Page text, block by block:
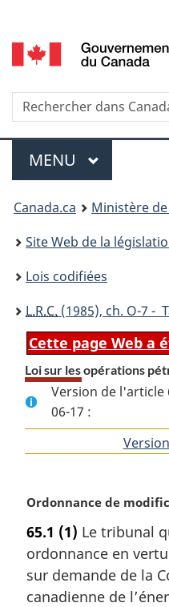
selection
Recherche
Menu
MENU PRINCIPAL
You
are
here:
Canada.ca
Ministère de
Site Web de la
Lois codifiées
L.R.C. (1985), ch. O-7 -
Cette page Web a
Loi sur les opérations
Version de l'article
06-17 :
N
t
e
m
a
Ordonnance de
65.1 (1) Le tribunal
ordonnance en
sur demande de la
canadienne de